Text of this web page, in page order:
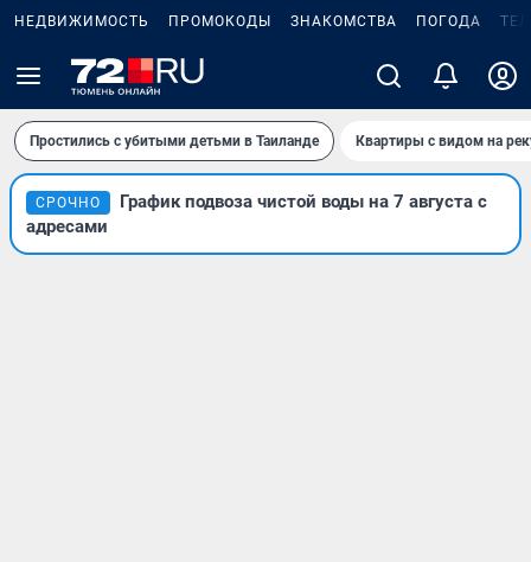
НЕДВИЖИМОСТЬ ПРОМОКОДЫ ЗНАКОМСТВА ПОГОДА
Простились с убитыми детьми в Таиланде Квартиры с видом на
СРОЧНО
График подвоза чистой воды на 7 августа с
адресами